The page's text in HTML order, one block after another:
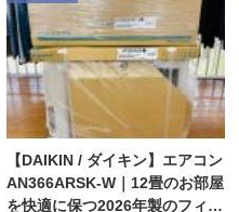
【DAIKIN / ダイキン】エアコン
AN366ARSK-W｜12畳のお部屋
を快適に保つ2026年製のフィル